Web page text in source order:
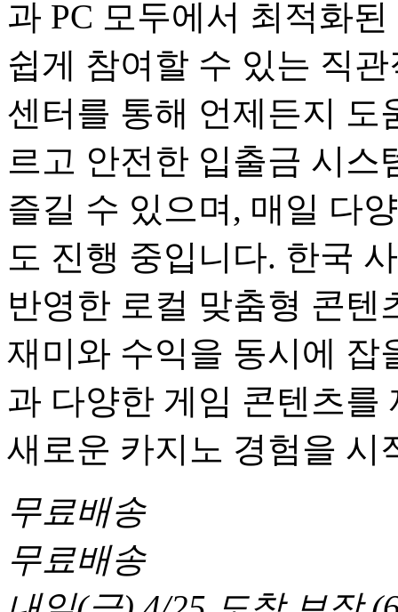
과 PC 모두에서 최적화
쉽게 참여할 수 있는 직
센터를 통해 언제든지 도
르고 안전한 입출금 시스
즐길 수 있으며, 매일 다
도 진행 중입니다. 한국
반영한 로컬 맞춤형 콘텐
재미와 수익을 동시에 잡
과 다양한 게임 콘텐츠를
새로운 카지노 경험을 시
무료배송
무료배송